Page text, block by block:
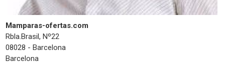
Mamparas-ofertas.com
Rbla.Brasil, Nº22
08028 - Barcelona
Barcelona